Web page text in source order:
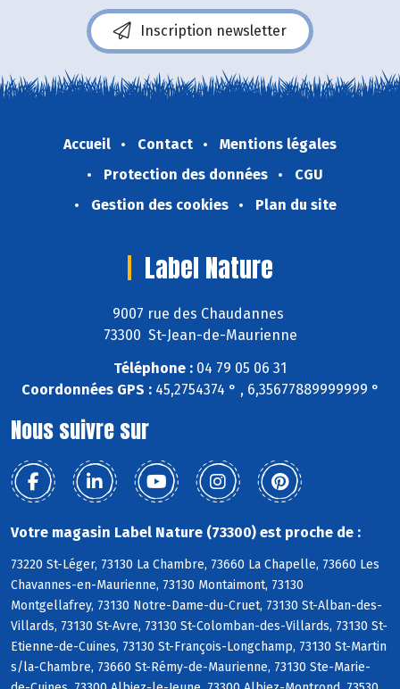
Inscription newsletter
Accueil Contact
Mentions légales
Protection des données
CGU
Gestion des cookies
Plan du site
Label Nature
9007 rue des Chaudannes
73300 St-Jean-de-Maurienne
Téléphone : 04 79 05 06 31
Coordonnées GPS :45,2754374 ° , 6,35677889999999 °
Nous suivre sur
Votre magasin Label Nature (73300) est proche de :
73220 St-Léger, 73130 La Chambre, 73660 La Chapelle, 73660 Les
Chavannes-en-Maurienne, 73130 Montaimont, 73130
Montgellafrey, 73130 Notre-Dame-du-Cruet, 73130 St-Alban-des-
Villards, 73130 St-Avre, 73130 St-Colomban-des-Villards, 73130 St-
Etienne-de-Cuines, 73130 St-François-Longchamp, 73130 St-Martin
s/la-Chambre, 73660 St-Rémy-de-Maurienne, 73130 Ste-Marie-